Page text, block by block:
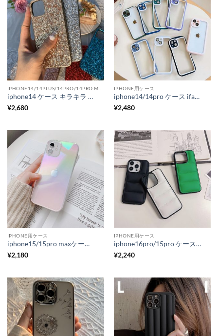
iphone14 ケース キラキラ iphone14plus/14pro max グリッター ケース ラメ iphone13mini/13/12pro ケース おしゃれ インスタ映え
¥2,680
IPHONE用ケース
iphone14/14pro ケース iface 透明 iphone13pro maxケース 韓国 アイフォン12/11 ケース お揃い シンプル
¥2,480
IPHONE用ケース
iphone15/15pro maxケース オーロラクリアiPhone14/13など対応ケース 韓国人気グラデーション サイドカラーケース
¥2,180
IPHONE用ケース
iphone16pro/15pro ケース ダウンジャケット風 iphone16/15/14シリーズ 対応ケース 衝撃吸収 大人気 iphone ケース オススメ
¥2,240